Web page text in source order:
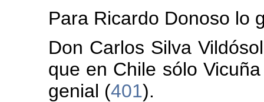
Para Ricardo Donoso lo
Don Carlos Silva
que en Chile sólo
genial (401).